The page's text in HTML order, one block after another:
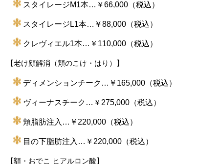
スタイレージM1本…￥66,000（税込）
スタイレージL1本…￥88,000（税込）
クレヴィエル1本…￥110,000（税込）
【老け顔解消（頬のこけ・はり）】
ディメンションチーク…￥165,000（税込）
ヴィーナスチーク…￥275,000（税込）
頬脂肪注入…￥220,000（税込）
目の下脂肪注入…￥220,000（税込）
【額・おでこ ヒアルロン酸】